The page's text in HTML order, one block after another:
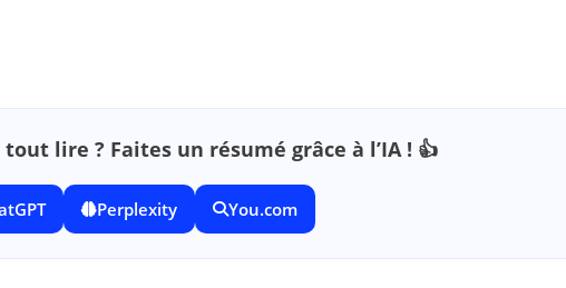
lire ? Faites un résumé grâce à l’IA ! 👍
Perplexity You.com